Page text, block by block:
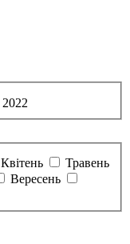
2022
Квітень
Травень
Вересень